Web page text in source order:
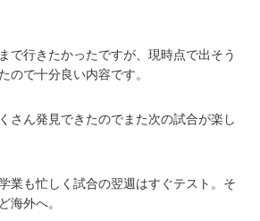
で行きたかったですが、現時点で出そう
ので十分良い内容です。
さん発見できたのでまた次の試合が楽し
業も忙しく試合の翌週はすぐテスト。そ
海外へ。